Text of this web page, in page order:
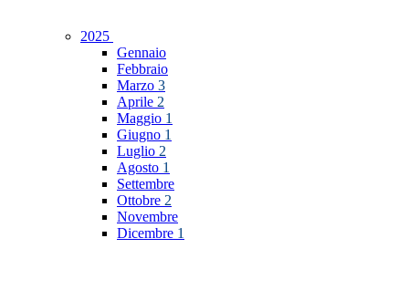
2025
Gennaio
Febbraio
Marzo 3
Aprile 2
Maggio 1
Giugno 1
Luglio 2
Agosto 1
Settembre
Ottobre 2
Novembre
Dicembre 1